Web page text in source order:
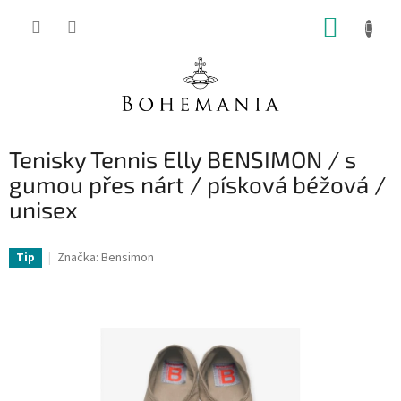
Tenisky Tennis Elly BENSIMON / s
gumou přes nárt / písková béžová /
unisex
Tip Značka: Bensimon